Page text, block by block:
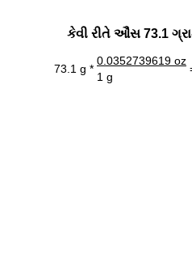
કેવી રીતે ઔંસ 73.1
73.1 g *
0.0352739619 oz
1 g